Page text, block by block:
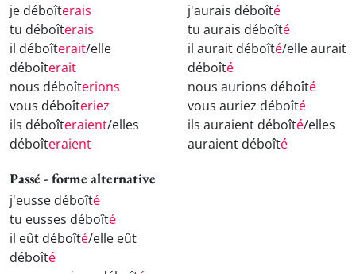
je déboîterais
tu déboîterais
il déboîterait/elle
déboîterait
nous déboîterions
vous déboîteriez
ils déboîteraient/elles
déboîteraient
j'aurais déboîté
tu aurais déboîté
il aurait déboîté/elle aurait
déboîté
nous aurions déboîté
vous auriez déboîté
ils auraient déboîté/elles
auraient déboîté
Passé - forme alternative
j'eusse déboîté
tu eusses déboîté
il eût déboîté/elle eût
déboîté